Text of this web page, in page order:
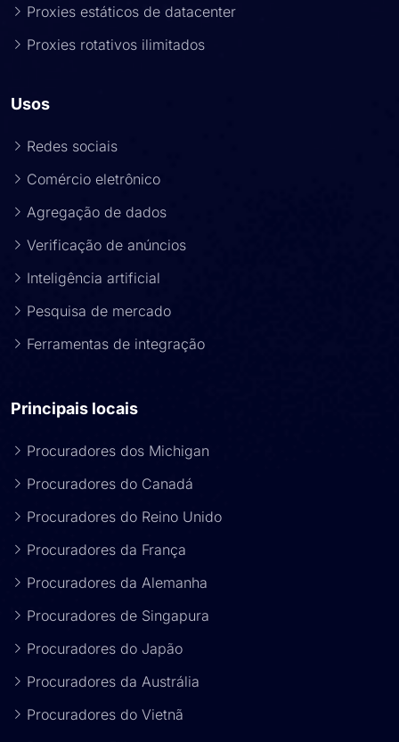
Proxies estáticos de datacenter
Proxies rotativos ilimitados
Usos
Redes sociais
Comércio eletrônico
Agregação de dados
Verificação de anúncios
Inteligência artificial
Pesquisa de mercado
Ferramentas de integração
Principais locais
Procuradores dos Michigan
Procuradores do Canadá
Procuradores do Reino Unido
Procuradores da França
Procuradores da Alemanha
Procuradores de Singapura
Procuradores do Japão
Procuradores da Austrália
Procuradores do Vietnã